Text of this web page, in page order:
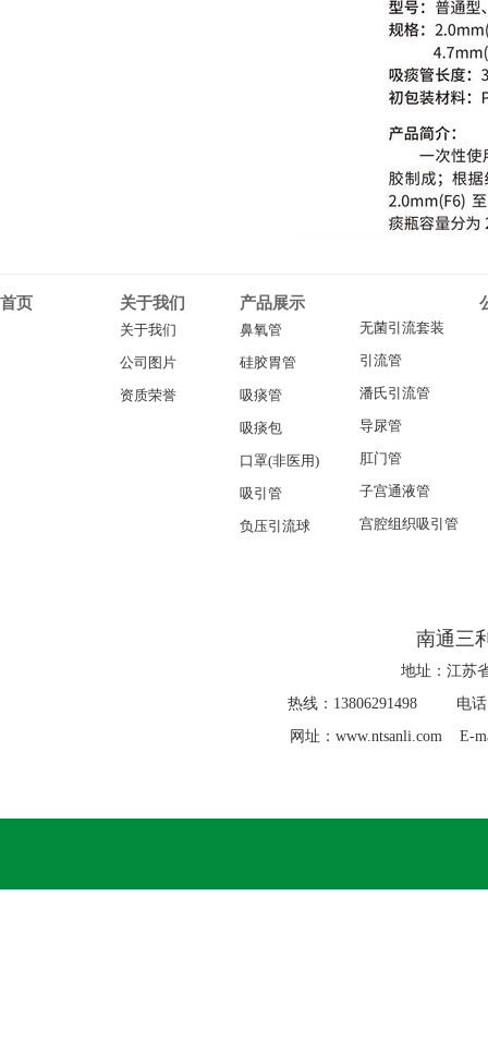
首页 关于我们
关于我们
公司图片
资质荣誉
产品展示
鼻氧管
硅胶胃管
吸痰管
吸痰包
口罩(非医用)
吸引管
负压引流球
无菌引流套装
引流管
潘氏引流管
导尿管
肛门管
子宫通液管
宫腔组织吸引管
南通三
地址：江苏
热线：13806291498 电话
网址：www.ntsanli.com E-